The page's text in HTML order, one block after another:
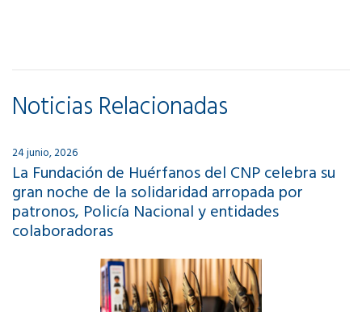
Noticias Relacionadas
24 junio, 2026
La Fundación de Huérfanos del CNP celebra su
gran noche de la solidaridad arropada por
patronos, Policía Nacional y entidades
colaboradoras